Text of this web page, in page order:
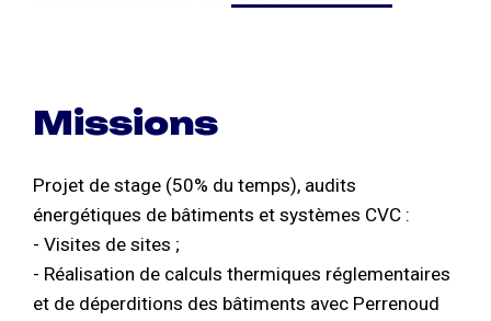
Missions
Projet de stage (50% du temps), audits
énergétiques de bâtiments et systèmes CVC :
- Visites de sites ;
- Réalisation de calculs thermiques réglementaires
et de déperditions des bâtiments avec Perrenoud